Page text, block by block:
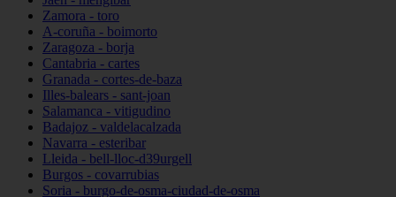
Zamora - toro
A-coruña - boimorto
Zaragoza - borja
Cantabria - cartes
Granada - cortes-de-baza
Illes-balears - sant-joan
Salamanca - vitigudino
Badajoz - valdelacalzada
Navarra - esteribar
Lleida - bell-lloc-d39urgell
Burgos - covarrubias
Soria - burgo-de-osma-ciudad-de-osma